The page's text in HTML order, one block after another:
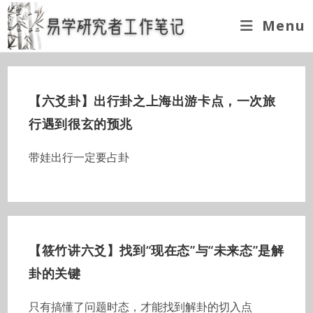
Skip
to
content
Menu
【六爻卦】出行卦之上海出游卡点，一次旅
行遇到很玄的预兆
带娃出行一定要占卦
【筱竹讲六爻】找到“现在态”与“未来态”是解
卦的关键
只有搞懂了问题时态，才能找到解卦的切入点